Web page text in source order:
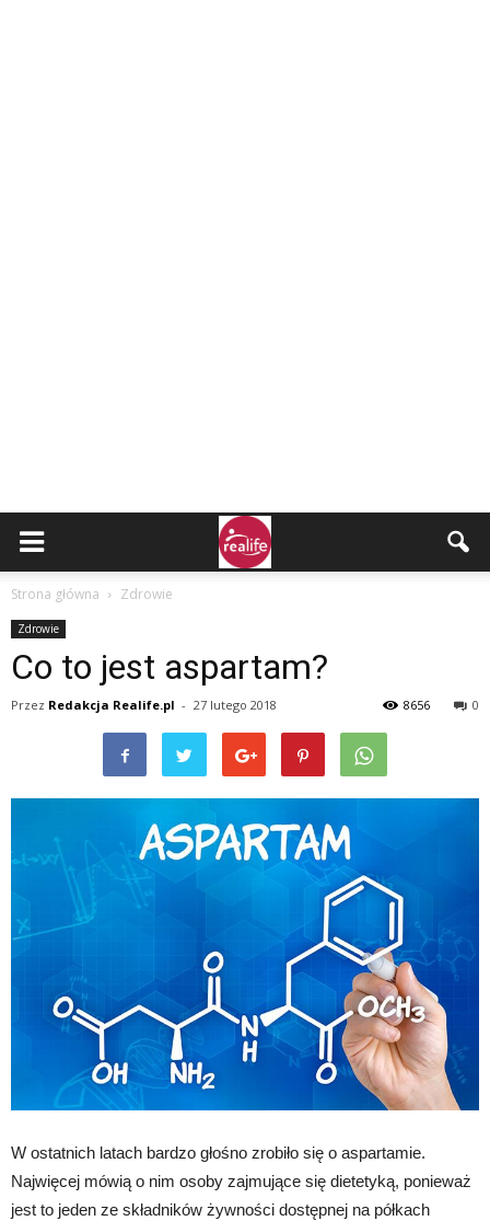
Strona główna Zdrowie
Zdrowie
Co to jest aspartam?
Przez Redakcja Realife.pl - 27 lutego 2018 0
8656
W ostatnich latach bardzo głośno zrobiło się o aspartamie.
Najwięcej mówią o nim osoby zajmujące się dietetyką, ponieważ
jest to jeden ze składników żywności dostępnej na półkach